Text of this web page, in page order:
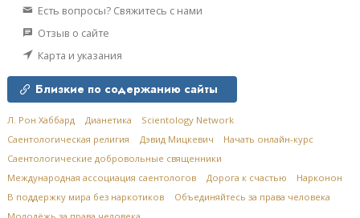
Есть вопросы? Свяжитесь с нами
Отзыв о сайте
Карта и указания
Близкие по содержанию сайты
Л. Рон Хаббард Дианетика
Scientology Network
Саентологическая религия
Дэвид Мицкевич
Начать онлайн-курс
Саентологические добровольные священники
Международная ассоциация саентологов
Дорога к счастью
Нарконон
В поддержку мира без наркотиков
Объединяйтесь за права человека